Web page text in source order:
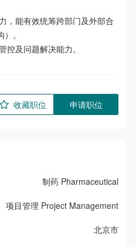
，能有效统筹跨部门及外部合
。
控及问题解决能力。
收藏职位 申请职位
制药 Pharmaceutical
项目管理 Project Management
北京市